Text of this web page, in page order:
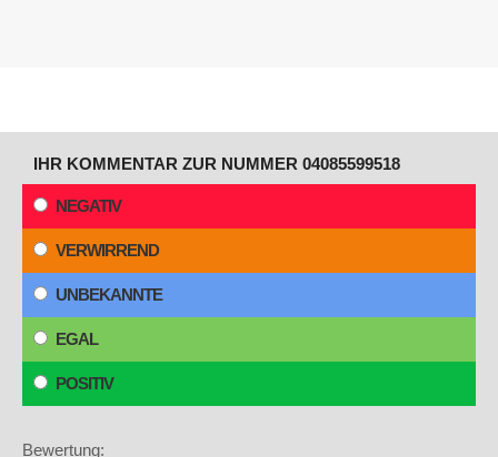
IHR KOMMENTAR ZUR NUMMER 04085599518
NEGATIV
VERWIRREND
UNBEKANNTE
EGAL
POSITIV
Bewertung: